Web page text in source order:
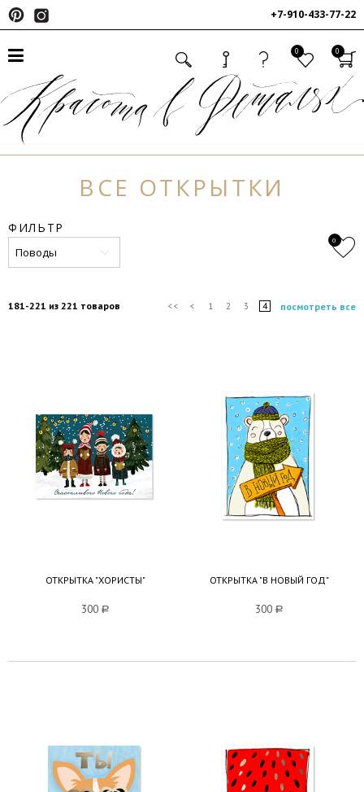
+7-910-433-77-22
0 0
ВСЕ ОТКРЫТКИ
ФИЛЬТР
Поводы
0
181-221 из 221 товаров посмотреть все
<< < 1 2 3 4
ОТКРЫТКА "ХОРИСТЫ"
300 a
ОТКРЫТКА "В НОВЫЙ ГОД"
300 a